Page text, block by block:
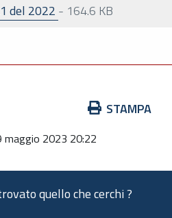
del 2022 - 164.6 KB
STAMPA
maggio 2023 20:22
quello che cerchi ?